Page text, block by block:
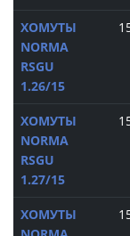
ХОМУТЫ
NORMA
RSGU
1.26/15
ХОМУТЫ
NORMA
RSGU
1.27/15
ХОМУТЫ